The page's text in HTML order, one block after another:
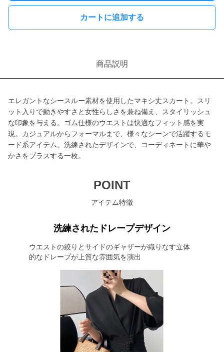
カートに追加する
商品説明
エレガントなシースルー素材を使用したマキシ丈スカート。スリ
ット入りで動きやすさと女性らしさを兼ね備え、スタイリッシュ
な印象を与える。ゴム仕様のウエストは快適なフィット感を実
現。カジュアルからフォーマルまで、様々なシーンで活躍するモ
ード系アイテム。洗練されたデザインで、コーディネートに華や
かさをプラスする一枚。
POINT
アイテム特徴
洗練されたドレープデザイン
ウエストの絞りとサイドのギャザーが織りなす立体
的なドレープが上質な雰囲気を演出